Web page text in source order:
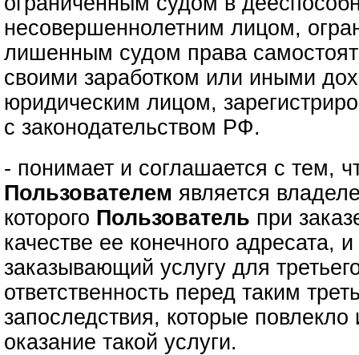
несовершеннолетним лицом,
лишенным судом права
своими заработком или иными
юридическим лицом,
с законодательством РФ.
- понимает и соглашается с тем,
Пользователем является
которого Пользователь при
качестве ее конечного адресата,
заказывающий услугу для
ответственность перед таким
запоследствия, которые
оказание такой услуги.